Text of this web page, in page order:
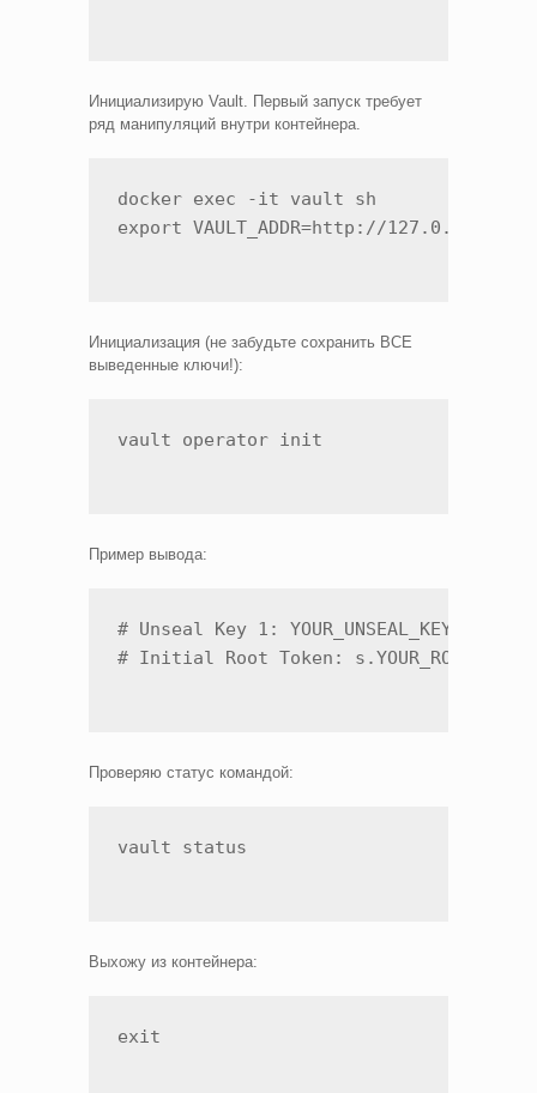
Инициализирую Vault. Первый запуск требует
ряд манипуляций внутри контейнера.
docker exec -it vault sh
export VAULT_ADDR=http://127.0.0.1:8200
Инициализация (не забудьте сохранить ВСЕ
выведенные ключи!):
vault operator init
Пример вывода:
# Unseal Key 1: YOUR_UNSEAL_KEY
# Initial Root Token: s.YOUR_ROOT_TOKEN
Проверяю статус командой:
vault status
Выхожу из контейнера:
exit